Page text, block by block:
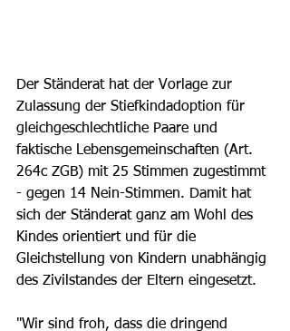
Der Ständerat hat der Vorlage zur
Zulassung der Stiefkindadoption für
gleichgeschlechtliche Paare und
faktische Lebensgemeinschaften (Art.
264c ZGB) mit 25 Stimmen zugestimmt
- gegen 14 Nein-Stimmen. Damit hat
sich der Ständerat ganz am Wohl des
Kindes orientiert und für die
Gleichstellung von Kindern unabhängig
des Zivilstandes der Eltern eingesetzt.
"Wir sind froh, dass die dringend